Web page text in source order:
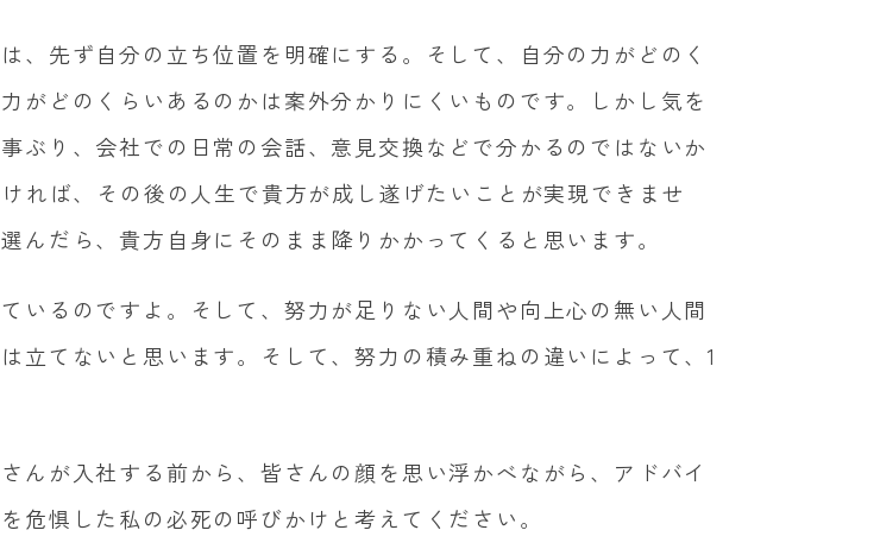
、先ず自分の立ち位置を明確にする。そして、自分の力がどのく
がどのくらいあるのかは案外分かりにくいものです。しかし気を
ぶり、会社での日常の会話、意見交換などで分かるのではないか
れば、その後の人生で貴方が成し遂げたいことが実現できませ
だら、貴方自身にそのまま降りかかってくると思います。
いるのですよ。そして、努力が足りない人間や向上心の無い人間
立てないと思います。そして、努力の積み重ねの違いによって、1
んが入社する前から、皆さんの顔を思い浮かべながら、アドバイ
危惧した私の必死の呼びかけと考えてください。